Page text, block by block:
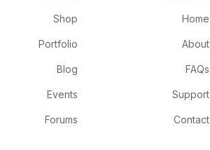
Home
About
FAQs
Support
Contact
Shop
Portfolio
Blog
Events
Forums